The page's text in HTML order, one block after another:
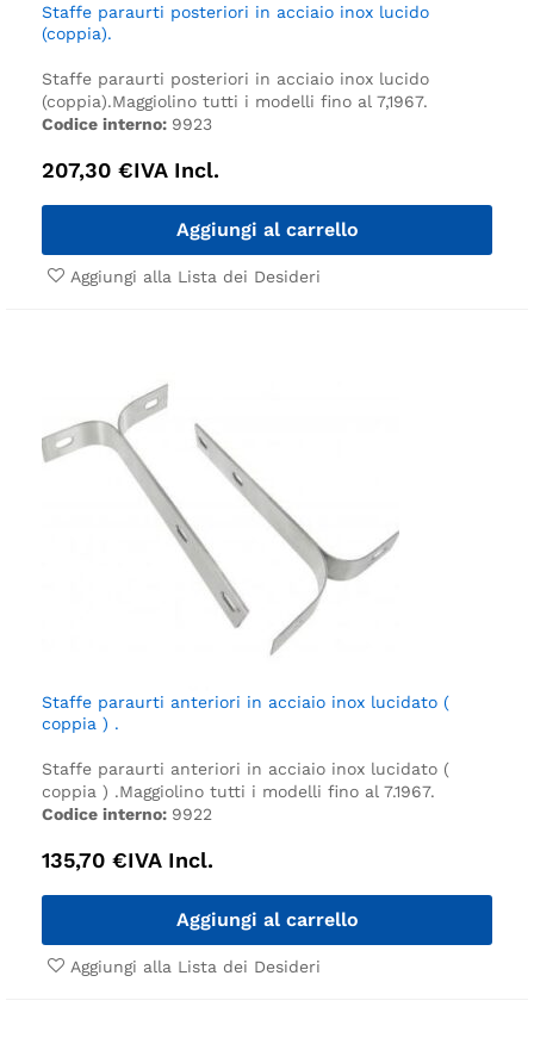
Staffe paraurti posteriori in acciaio inox lucido
(coppia).
Staffe paraurti posteriori in acciaio inox lucido
(coppia).Maggiolino tutti i modelli fino al 7,1967.
Codice interno: 9923
207,30 €IVA Incl.
Aggiungi al carrello
Aggiungi alla Lista dei Desideri
Staffe paraurti anteriori in acciaio inox lucidato (
coppia ) .
Staffe paraurti anteriori in acciaio inox lucidato (
coppia ) .Maggiolino tutti i modelli fino al 7.1967.
Codice interno: 9922
135,70 €IVA Incl.
Aggiungi al carrello
Aggiungi alla Lista dei Desideri